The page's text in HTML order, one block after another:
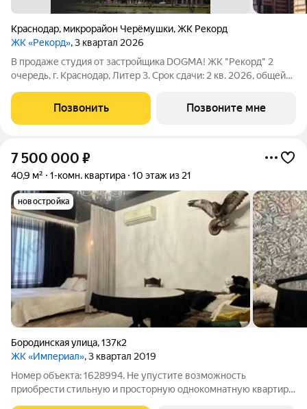
Краснодар, микрорайон Черёмушки,ЖК Рекорд
ЖК «Рекорд», 3 квартал 2026
В продаже студия от застройщика DOGMA! ЖК "Рекорд" 2
очередь, г. Краснодар, Литер 3. Срок сдачи: 2 кв. 2026, общей
место вашего баланса. Город снаружи природа внутри.
Квартал с максимумом
Позвонить Позвоните мне
7 500 000 ₽
40,9 м² 1-комн. квартира 10 этаж из 21
новостройка
Бородинская улица,137к2
ЖК «Империал», 3 квартал 2019
Номер объекта: 1628994. Не упустите возможность
приобрести стильную и просторную однокомнатную квартиру